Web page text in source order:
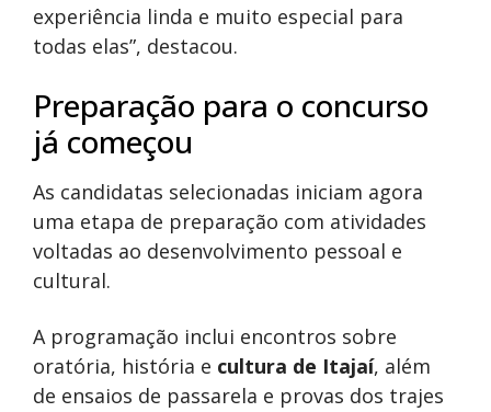
experiência linda e muito especial para
todas elas”, destacou.
Preparação para o concurso
já começou
As candidatas selecionadas iniciam agora
uma etapa de preparação com atividades
voltadas ao desenvolvimento pessoal e
cultural.
A programação inclui encontros sobre
oratória, história e cultura de Itajaí, além
de ensaios de passarela e provas dos trajes